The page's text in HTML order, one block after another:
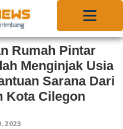
Rumah Pintar
Menginjak Usia
Sarana Dari
Kota Cilegon
2023